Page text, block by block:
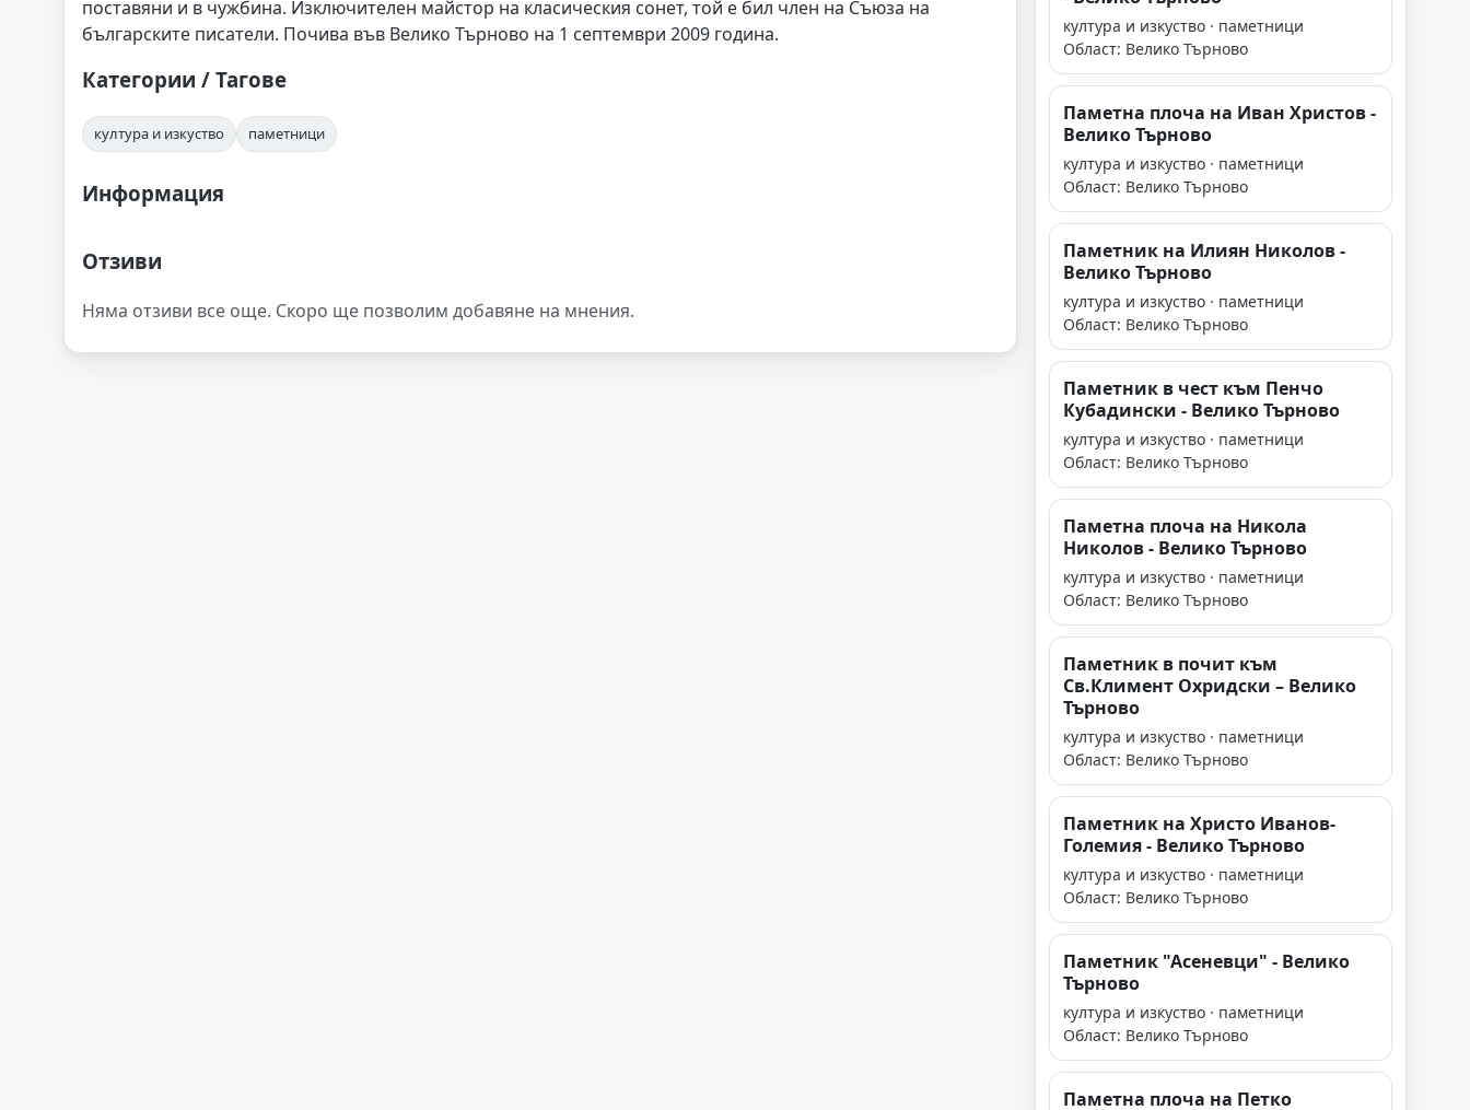
поставяни и в чужбина. Изключителен майстор на класическия сонет, той е бил член на Съюза на
българските писатели. Почива във Велико Търново на 1 септември 2009 година.
Категории / Тагове
култура и изкуство паметници
Информация
Отзиви
Няма отзиви все още. Скоро ще позволим добавяне на мнения.
култура и изкуство · паметници
Област: Велико Търново
Паметна плоча на Иван Христов -
Велико Търново
култура и изкуство · паметници
Област: Велико Търново
Паметник на Илиян Николов -
Велико Търново
култура и изкуство · паметници
Област: Велико Търново
Паметник в чест към Пенчо
Кубадински - Велико Търново
култура и изкуство · паметници
Област: Велико Търново
Паметна плоча на Никола
Николов - Велико Търново
култура и изкуство · паметници
Област: Велико Търново
Паметник в почит към
Св.Климент Охридски – Велико
Търново
култура и изкуство · паметници
Област: Велико Търново
Паметник на Христо Иванов-
Големия - Велико Търново
култура и изкуство · паметници
Област: Велико Търново
Паметник "Асеневци" - Велико
Търново
култура и изкуство · паметници
Област: Велико Търново
Паметна плоча на Петко